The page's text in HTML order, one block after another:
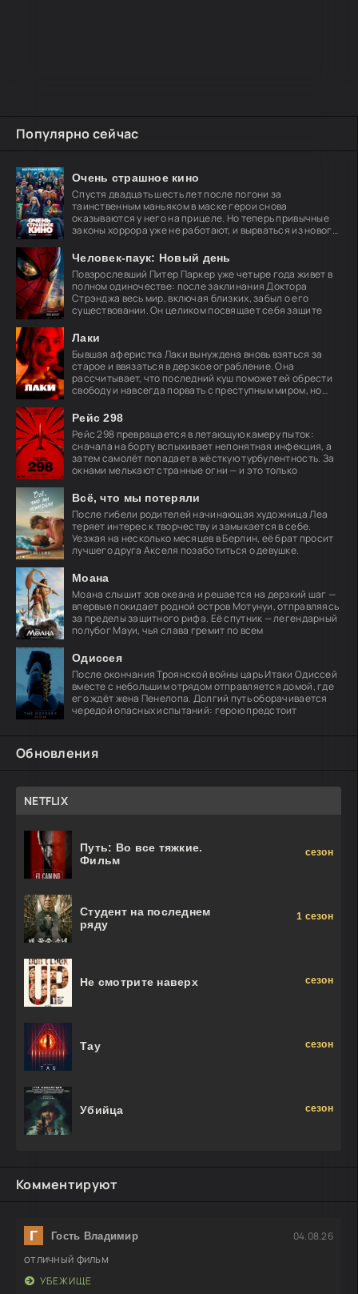
Популярно сейчас
Очень страшное кино
Спустя двадцать шесть лет после погони за
таинственным маньяком в маске герои снова
оказываются у него на прицеле. Но теперь привычные
законы хоррора уже не работают, и вырваться из нового
Человек-паук: Новый день
Повзрослевший Питер Паркер уже четыре года живет в
полном одиночестве: после заклинания Доктора
Стрэнджа весь мир, включая близких, забыл о его
существовании. Он целиком посвящает себя защите
Лаки
Бывшая аферистка Лаки вынуждена вновь взяться за
старое и ввязаться в дерзкое ограбление. Она
рассчитывает, что последний куш поможет ей обрести
свободу и навсегда порвать с преступным миром, но
Рейс 298
Рейс 298 превращается в летающую камеру пыток:
сначала на борту вспыхивает непонятная инфекция, а
затем самолёт попадает в жёсткую турбулентность. За
окнами мелькают странные огни — и это только
Всё, что мы потеряли
После гибели родителей начинающая художница Леа
теряет интерес к творчеству и замыкается в себе.
Уезжая на несколько месяцев в Берлин, её брат просит
лучшего друга Акселя позаботиться о девушке.
Моана
Моана слышит зов океана и решается на дерзкий шаг —
впервые покидает родной остров Мотунуи, отправляясь
за пределы защитного рифа. Её спутник — легендарный
полубог Мауи, чья слава гремит по всем
Одиссея
После окончания Троянской войны царь Итаки Одиссей
вместе с небольшим отрядом отправляется домой, где
его ждёт жена Пенелопа. Долгий путь оборачивается
чередой опасных испытаний: герою предстоит
Обновления
NETFLIX
Путь: Во все тяжкие.
Фильм
сезон
Студент на последнем
ряду
1 сезон
Не смотрите наверх сезон
Тау сезон
Убийца сезон
Комментируют
Г Гость Владимир 04.08.26
отличный фильм
УБЕЖИЩЕ